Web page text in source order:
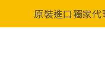
原裝進口獨家